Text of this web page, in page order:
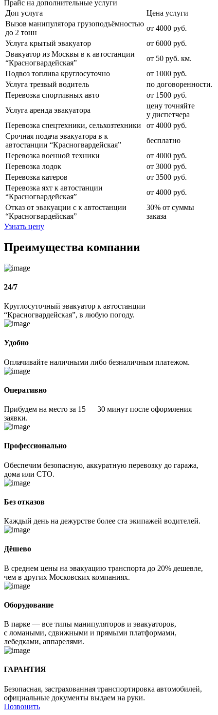
Прайс на дополнительные услуги
Доп услуга
Цена услуги
Вызов манипулятора грузоподъёмностью
до 2 тонн
от 4000 руб.
Услуга крытый эвакуатор
от 6000 руб.
Эвакуатор из Москвы в к автостанции
“Красногвардейская”
от 50 руб. км.
Подвоз топлива круглосуточно
от 1000 руб.
Услуга трезвый водитель
по договоренности.
Перевозка спортивных авто
от 1500 руб.
Услуга аренда эвакуатора
цену точняйте
у диспетчера
Перевозка спецтехники, сельхозтехники
от 4000 руб.
Срочная подача эвакуатора в к
автостанции “Красногвардейская”
бесплатно
Перевозка военной техники
от 4000 руб.
Перевозка лодок
от 3000 руб.
Перевозка катеров
от 3500 руб.
Перевозка яхт к автостанции
“Красногвардейская”
от 4000 руб.
Отказ от эвакуации с к автостанции
“Красногвардейская”
30% от суммы
заказа
Узнать цену
Преимущества компании
24/7
Круглосуточный эвакуатор к автостанции
“Красногвардейская”, в любую погоду.
Удобно
Оплачивайте наличными либо безналичным платежом.
Оперативно
Прибудем на место за 15 — 30 минут после оформления
заявки.
Профессионально
Обеспечим безопасную, аккуратную перевозку до гаража,
дома или СТО.
Без отказов
Каждый день на дежурстве более ста экипажей водителей.
Дёшево
В среднем цены на эвакуацию транспорта до 20% дешевле,
чем в других Московских компаниях.
Оборудование
В парке — все типы манипуляторов и эвакуаторов,
с ломаными, сдвижными и прямыми платформами,
лебедками, аппарелями.
ГАРАНТИЯ
Безопасная, застрахованная транспортировка автомобилей,
официальные документы выдаем на руки.
Позвонить